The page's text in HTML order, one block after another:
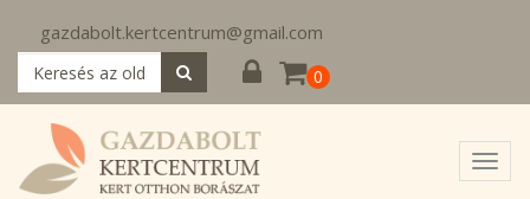
gazdabolt.kertcentrum@gmail.com
0